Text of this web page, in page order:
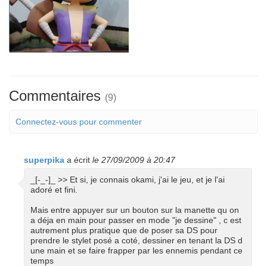
Commentaires (9)
Connectez-vous pour commenter
superpika a écrit le 27/09/2009 à 20:47
_[-_-]_ >> Et si, je connais okami, j'ai le jeu, et je l'ai
adoré et fini.
Mais entre appuyer sur un bouton sur la manette qu on
a déja en main pour passer en mode "je dessine" , c est
autrement plus pratique que de poser sa DS pour
prendre le stylet posé a coté, dessiner en tenant la DS d
une main et se faire frapper par les ennemis pendant ce
temps